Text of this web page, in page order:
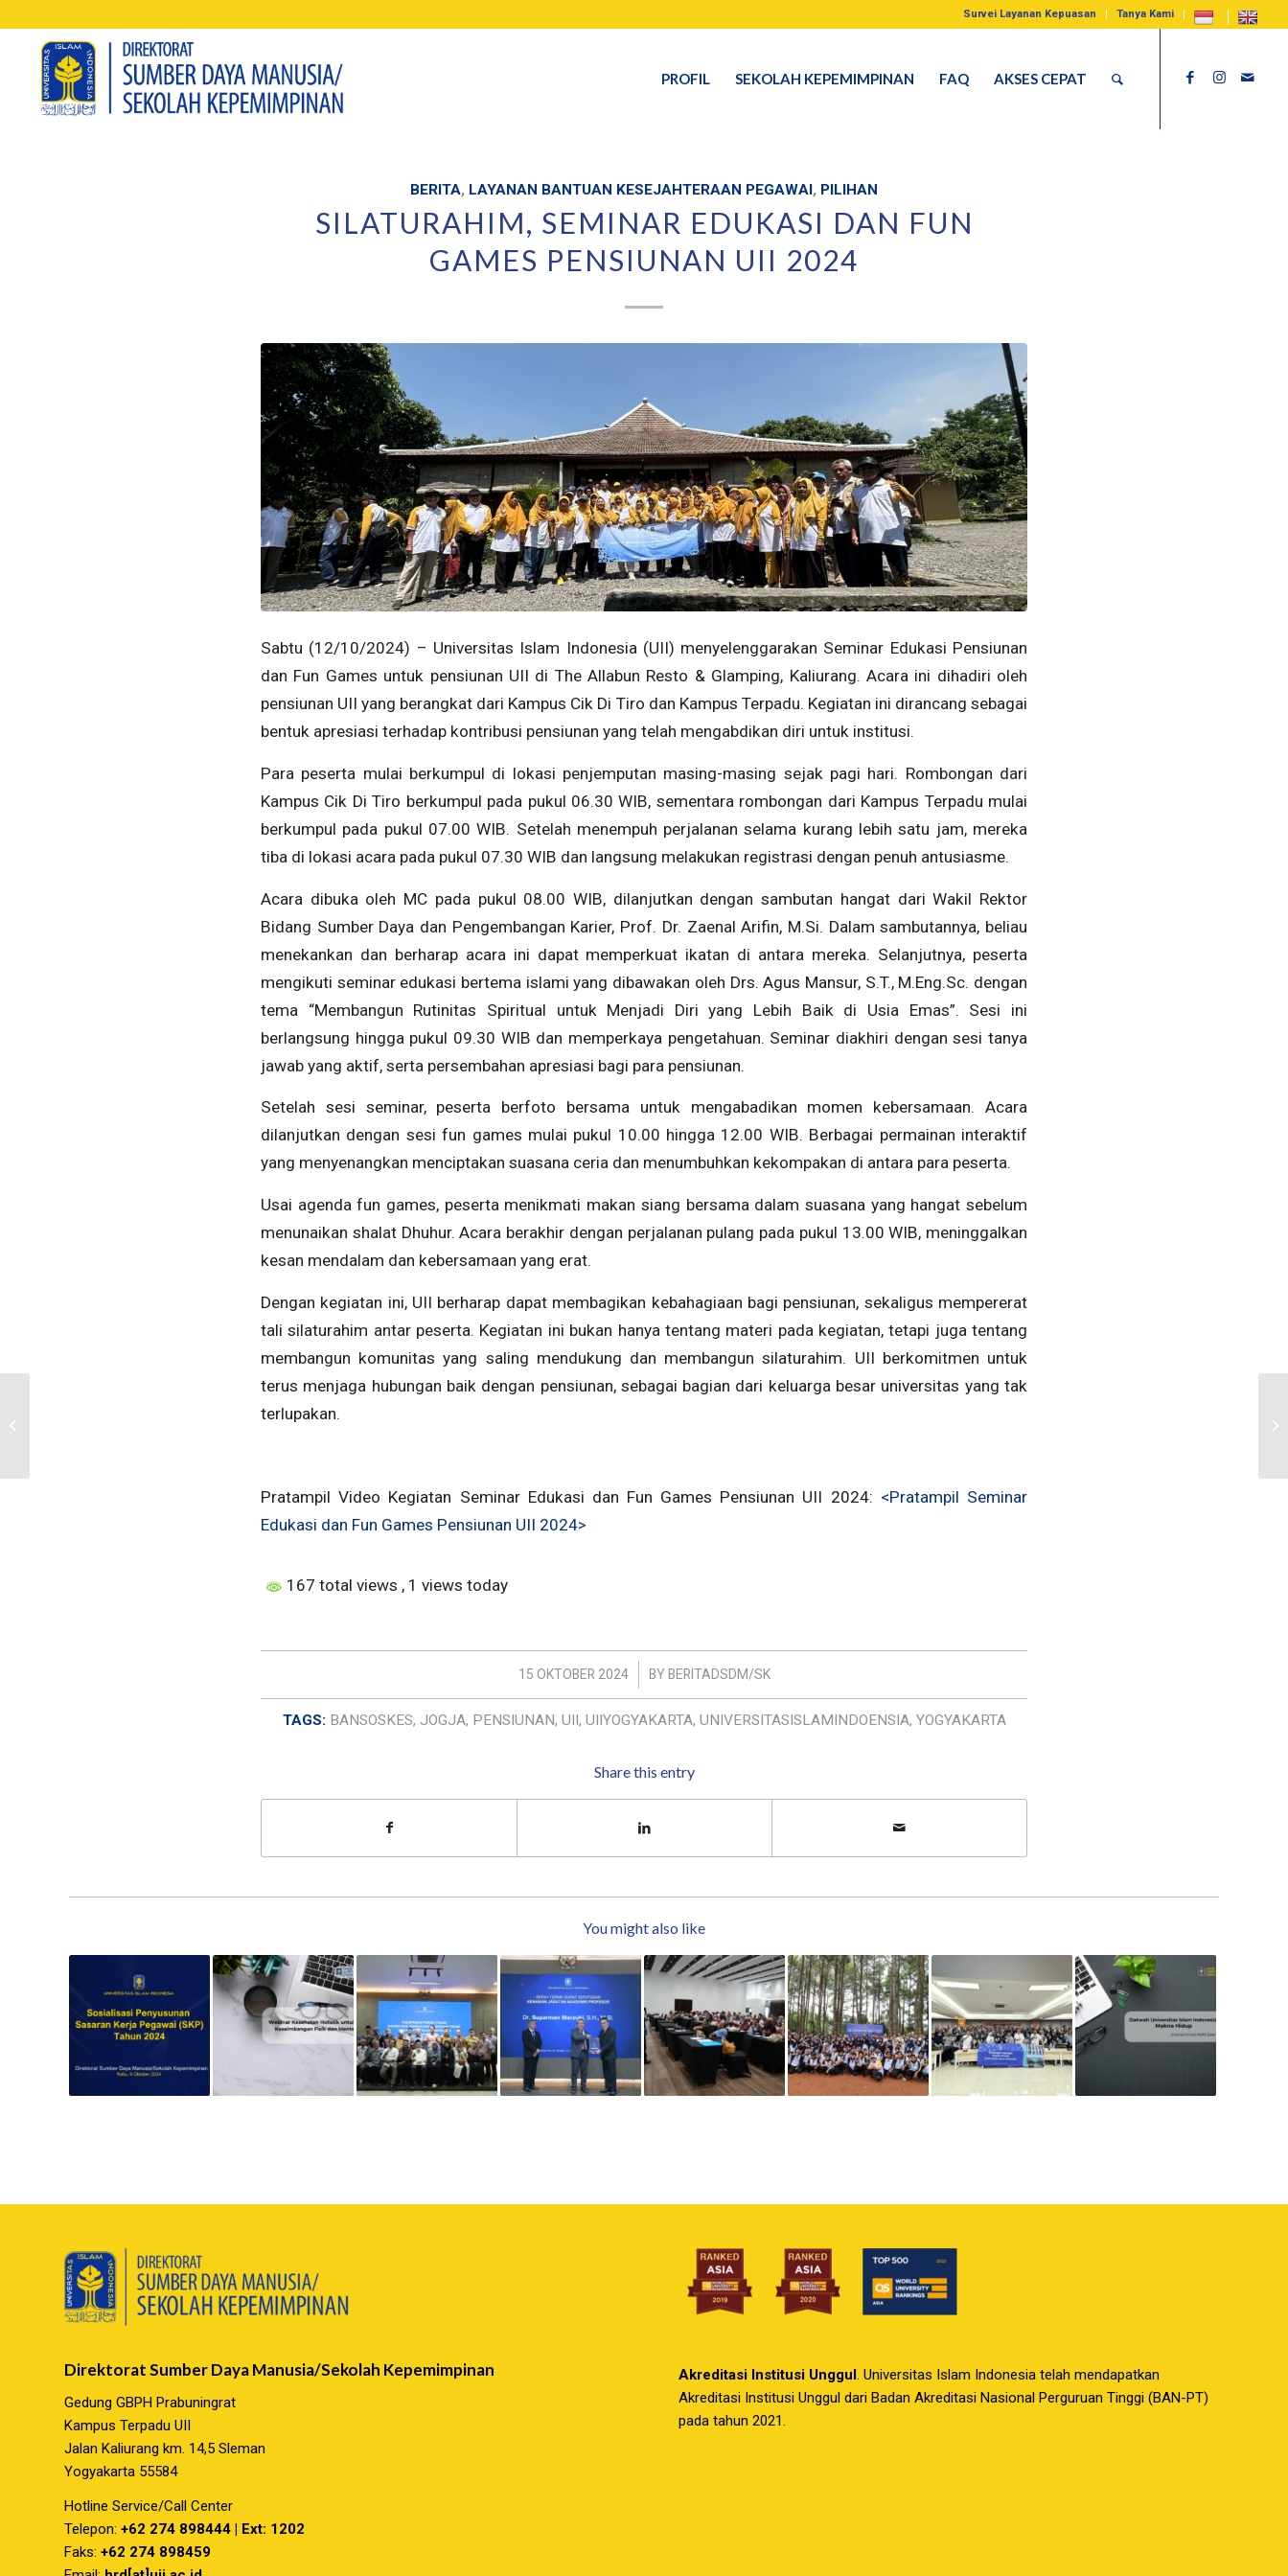
Survei Layanan Kepuasan Tanya Kami
PROFIL SEKOLAH KEPEMIMPINAN FAQ AKSES CEPAT
BERITA, LAYANAN BANTUAN KESEJAHTERAAN PEGAWAI, PILIHAN
SILATURAHIM, SEMINAR EDUKASI DAN FUN
GAMES PENSIUNAN UII 2024
Sabtu (12/10/2024) – Universitas Islam Indonesia (UII) menyelenggarakan Seminar Edukasi Pensiunan
dan Fun Games untuk pensiunan UII di The Allabun Resto & Glamping, Kaliurang. Acara ini dihadiri oleh
pensiunan UII yang berangkat dari Kampus Cik Di Tiro dan Kampus Terpadu. Kegiatan ini dirancang sebagai
bentuk apresiasi terhadap kontribusi pensiunan yang telah mengabdikan diri untuk institusi.
Para peserta mulai berkumpul di lokasi penjemputan masing-masing sejak pagi hari. Rombongan dari
Kampus Cik Di Tiro berkumpul pada pukul 06.30 WIB, sementara rombongan dari Kampus Terpadu mulai
berkumpul pada pukul 07.00 WIB. Setelah menempuh perjalanan selama kurang lebih satu jam, mereka
tiba di lokasi acara pada pukul 07.30 WIB dan langsung melakukan registrasi dengan penuh antusiasme.
Acara dibuka oleh MC pada pukul 08.00 WIB, dilanjutkan dengan sambutan hangat dari Wakil Rektor
Bidang Sumber Daya dan Pengembangan Karier, Prof. Dr. Zaenal Arifin, M.Si. Dalam sambutannya, beliau
menekankan dan berharap acara ini dapat memperkuat ikatan di antara mereka. Selanjutnya, peserta
mengikuti seminar edukasi bertema islami yang dibawakan oleh Drs. Agus Mansur, S.T., M.Eng.Sc. dengan
tema “Membangun Rutinitas Spiritual untuk Menjadi Diri yang Lebih Baik di Usia Emas”. Sesi ini
berlangsung hingga pukul 09.30 WIB dan memperkaya pengetahuan. Seminar diakhiri dengan sesi tanya
jawab yang aktif, serta persembahan apresiasi bagi para pensiunan.
Setelah sesi seminar, peserta berfoto bersama untuk mengabadikan momen kebersamaan. Acara
dilanjutkan dengan sesi fun games mulai pukul 10.00 hingga 12.00 WIB. Berbagai permainan interaktif
yang menyenangkan menciptakan suasana ceria dan menumbuhkan kekompakan di antara para peserta.
Usai agenda fun games, peserta menikmati makan siang bersama dalam suasana yang hangat sebelum
menunaikan shalat Dhuhur. Acara berakhir dengan perjalanan pulang pada pukul 13.00 WIB, meninggalkan
kesan mendalam dan kebersamaan yang erat.
Dengan kegiatan ini, UII berharap dapat membagikan kebahagiaan bagi pensiunan, sekaligus mempererat
tali silaturahim antar peserta. Kegiatan ini bukan hanya tentang materi pada kegiatan, tetapi juga tentang
membangun komunitas yang saling mendukung dan membangun silaturahim. UII berkomitmen untuk
terus menjaga hubungan baik dengan pensiunan, sebagai bagian dari keluarga besar universitas yang tak
terlupakan.
Pratampil Video Kegiatan Seminar Edukasi dan Fun Games Pensiunan UII 2024: <Pratampil Seminar
Edukasi dan Fun Games Pensiunan UII 2024>
167 total views , 1 views today
15 OKTOBER 2024
/ BY BERITADSDM/SK
TAGS: BANSOSKES, JOGJA, PENSIUNAN, UII, UIIYOGYAKARTA, UNIVERSITASISLAMINDOENSIA, YOGYAKARTA
Share this entry
You might also like
Direktorat Sumber Daya Manusia/Sekolah Kepemimpinan
Gedung GBPH Prabuningrat
Kampus Terpadu UII
Jalan Kaliurang km. 14,5 Sleman
Yogyakarta 55584
Hotline Service/Call Center
Telepon: +62 274 898444 | Ext: 1202
Faks: +62 274 898459
Akreditasi Institusi Unggul . Universitas Islam Indonesia telah mendapatkan
Akreditasi Institusi Unggul dari Badan Akreditasi Nasional Perguruan Tinggi (BAN-PT)
pada tahun 2021.